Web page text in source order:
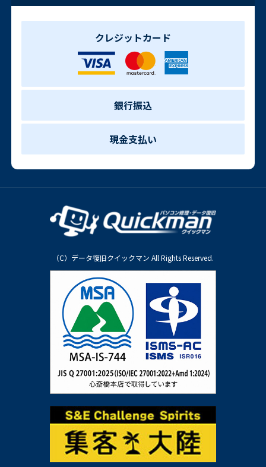
クレジットカード
銀行振込
現金支払い
（C）データ復旧クイックマン All Rights Reserved.